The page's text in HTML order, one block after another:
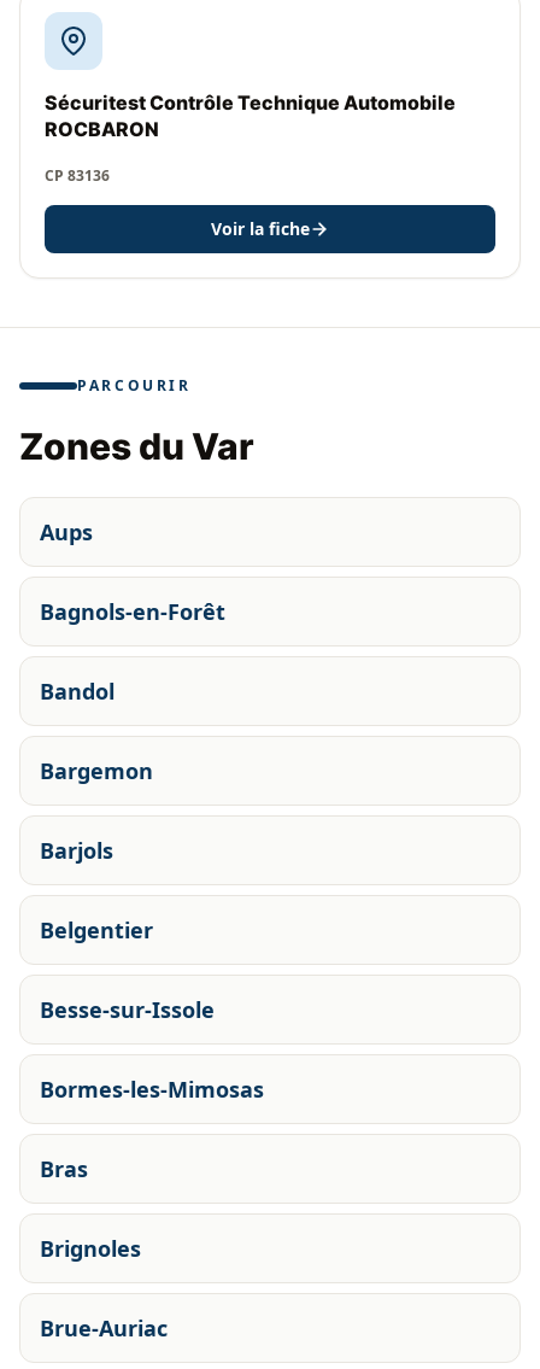
Sécuritest Contrôle Technique Automobile
ROCBARON
CP 83136
Voir la fiche
PARCOURIR
Zones du Var
Aups
Bagnols-en-Forêt
Bandol
Bargemon
Barjols
Belgentier
Besse-sur-Issole
Bormes-les-Mimosas
Bras
Brignoles
Brue-Auriac